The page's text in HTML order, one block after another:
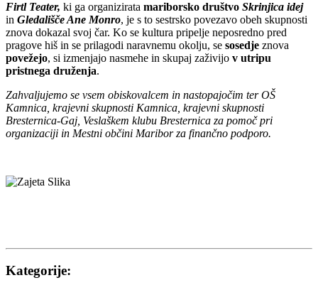
Firtl Teater, ki ga organizirata mariborsko društvo Skrinjica idej
in Gledališče Ane Monro, je s to sestrsko povezavo obeh skupnosti
znova dokazal svoj čar. Ko se kultura pripelje neposredno pred
pragove hiš in se prilagodi naravnemu okolju, se sosedje znova
povežejo, si izmenjajo nasmehe in skupaj zaživijo v utripu
pristnega druženja.
Zahvaljujemo se vsem obiskovalcem in nastopajočim ter OŠ
Kamnica, krajevni skupnosti Kamnica, krajevni skupnosti
Bresternica-Gaj, Veslaškem klubu Bresternica za pomoč pri
organizaciji in Mestni občini Maribor za finančno podporo.
Kategorije: